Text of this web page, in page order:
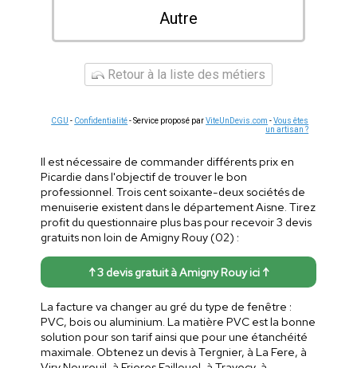
Autre
Retour à la liste des métiers
CGU - Confidentialité- Service proposé parViteUnDevis.com -Vous êtes
un artisan ?
Il est nécessaire de commander différents prix en
Picardie dans l'objectif de trouver le bon
professionnel. Trois cent soixante-deux sociétés de
menuiserie existent dans le département Aisne. Tirez
profit du questionnaire plus bas pour recevoir 3 devis
gratuits non loin de Amigny Rouy (02) :
↑ 3 devis gratuit à Amigny Rouy ici ↑
La facture va changer au gré du type de fenêtre :
PVC, bois ou aluminium. La matière PVC est la bonne
solution pour son tarif ainsi que pour une étanchéité
maximale. Obtenez un devis à Tergnier, à La Fere, à